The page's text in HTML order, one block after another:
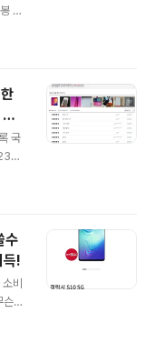
7은
새
시
5
래
리
면
2
국
라
그
7
었
럭
다.
드
수
득!
비
슨